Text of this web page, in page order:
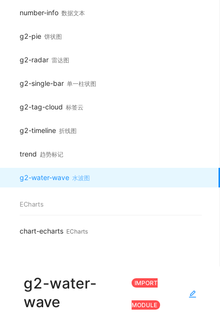
number-info 数据文本
g2-pie 饼状图
g2-radar 雷达图
g2-single-bar 单一柱状图
g2-tag-cloud 标签云
g2-timeline 折线图
trend 趋势标记
g2-water-wave 水波图
ECharts
chart-echarts ECharts
g2-water-
wave
IMPORT
MODULE